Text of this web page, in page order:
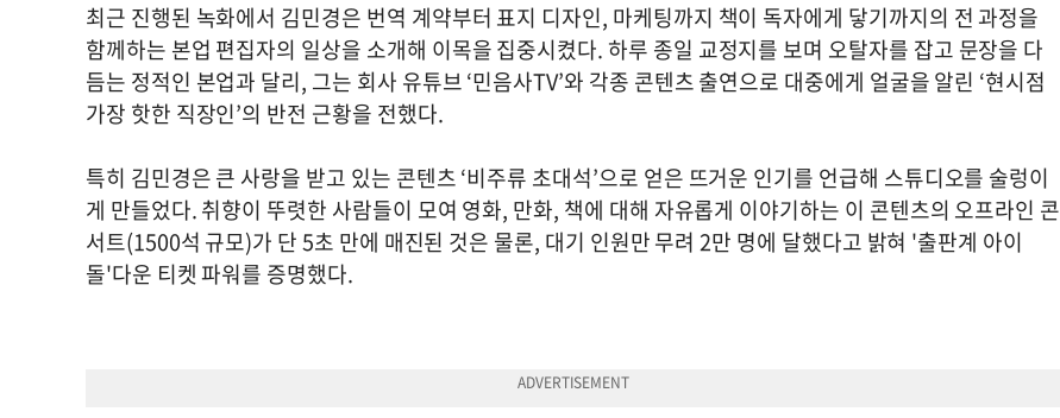
최근 진행된 녹화에서 김민경은 번역 계약부터 표지 디자인, 마케팅까지 책이 독자에게 닿기까지의 전 과정을
함께하는 본업 편집자의 일상을 소개해 이목을 집중시켰다. 하루 종일 교정지를 보며 오탈자를 잡고 문장을 다
듬는 정적인 본업과 달리, 그는 회사 유튜브 ‘민음사TV’와 각종 콘텐츠 출연으로 대중에게 얼굴을 알린 ‘현시점
가장 핫한 직장인’의 반전 근황을 전했다.
특히 김민경은 큰 사랑을 받고 있는 콘텐츠 ‘비주류 초대석’으로 얻은 뜨거운 인기를 언급해 스튜디오를 술렁이
게 만들었다. 취향이 뚜렷한 사람들이 모여 영화, 만화, 책에 대해 자유롭게 이야기하는 이 콘텐츠의 오프라인 콘
서트(1500석 규모)가 단 5초 만에 매진된 것은 물론, 대기 인원만 무려 2만 명에 달했다고 밝혀 '출판계 아이
돌'다운 티켓 파워를 증명했다.